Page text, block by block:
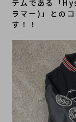
テムである「
ラマー)」との
す！！